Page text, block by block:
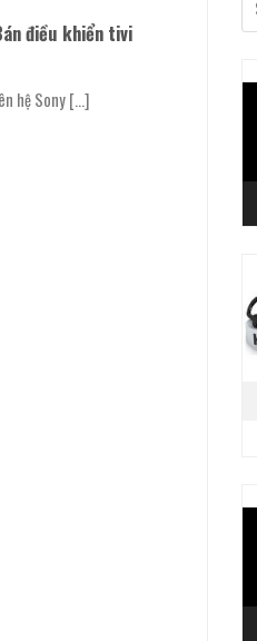
điều khiển tivi
hệ Sony [...]